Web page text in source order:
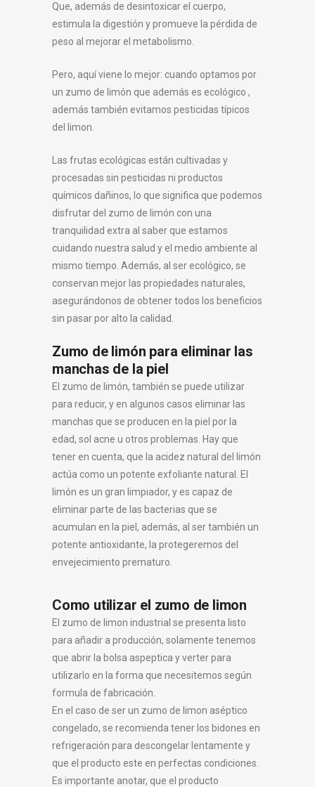
Que, además de desintoxicar el cuerpo,
estimula la digestión y promueve la pérdida de
peso al mejorar el metabolismo.
Pero, aquí viene lo mejor: cuando optamos por
un zumo de limón que además es ecológico ,
además también evitamos pesticidas típicos
del limon.
Las frutas ecológicas están cultivadas y
procesadas sin pesticidas ni productos
químicos dañinos, lo que significa que podemos
disfrutar del zumo de limón con una
tranquilidad extra al saber que estamos
cuidando nuestra salud y el medio ambiente al
mismo tiempo. Además, al ser ecológico, se
conservan mejor las propiedades naturales,
asegurándonos de obtener todos los beneficios
sin pasar por alto la calidad.
Zumo de limón para eliminar las
manchas de la piel
El zumo de limón, también se puede utilizar
para reducir, y en algunos casos eliminar las
manchas que se producen en la piel por la
edad, sol acne u otros problemas. Hay que
tener en cuenta, que la acidez natural del limón
actúa como un potente exfoliante natural. El
limón es un gran limpiador, y es capaz de
eliminar parte de las bacterias que se
acumulan en la piel, además, al ser también un
potente antioxidante, la protegeremos del
envejecimiento prematuro.
Como utilizar el zumo de limon
El zumo de limon industrial se presenta listo
para añadir a producción, solamente tenemos
que abrir la bolsa aspeptica y verter para
utilizarlo en la forma que necesitemos según
formula de fabricación.
En el caso de ser un zumo de limon aséptico
congelado, se recomienda tener los bidones en
refrigeración para descongelar lentamente y
que el producto este en perfectas condiciones.
Es importante anotar, que el producto